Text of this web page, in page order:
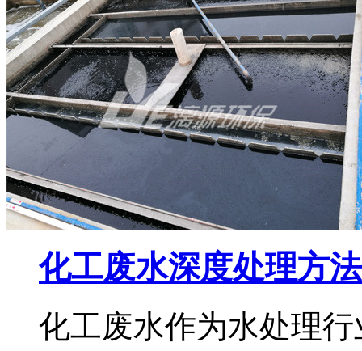
化工废水深度处理方法
化工废水作为水处理